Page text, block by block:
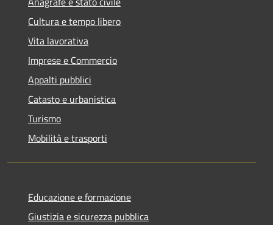
Cultura e tempo libero
Vita lavorativa
Imprese e Commercio
Appalti pubblici
Catasto e urbanistica
Turismo
Mobilità e trasporti
Educazione e formazione
Giustizia e sicurezza pubblica